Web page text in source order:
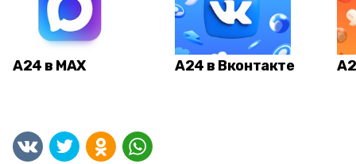
А24 в MAX А24 в Вконтакте